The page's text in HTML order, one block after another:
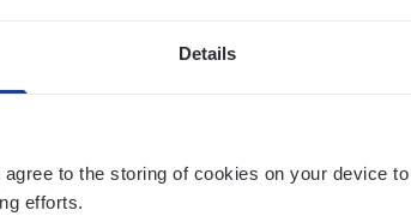
Details
to the storing of cookies on your device
efforts.